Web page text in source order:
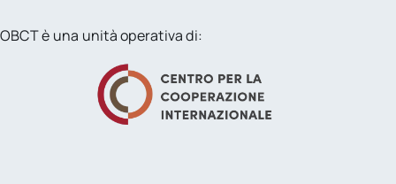
OBCT è una unità operativa di: